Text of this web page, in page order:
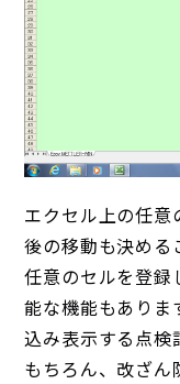
エクセル上の任意
後の移動も決める
任意のセルを登録
能な機能もありま
込み表示する点検
もちろん、改ざん